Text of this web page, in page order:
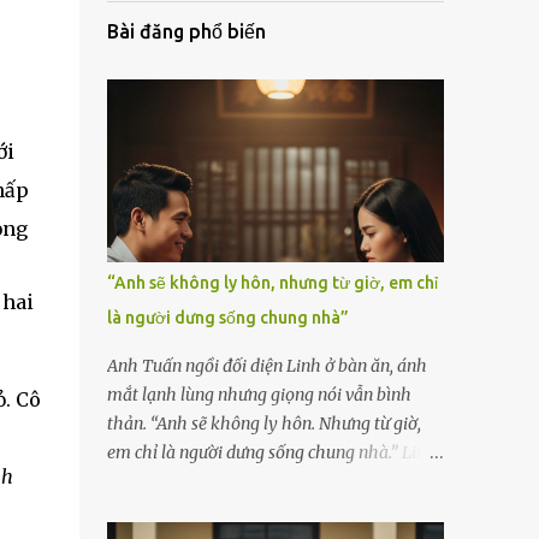
hai
Cô
Bài đăng phổ biến
“Anh sẽ không ly hôn, nhưng từ giờ, em chỉ
là người dưng sống chung nhà”
Anh Tuấn ngồi đối diện Linh ở bàn ăn, ánh
mắt lạnh lùng nhưng giọng nói vẫn bình
thản. “Anh sẽ không ly hôn. Nhưng từ giờ,
em chỉ là người dưng sống chung nhà.” Linh